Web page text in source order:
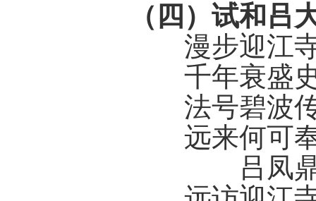
（四） 试和吕
漫步迎江
千年衰盛
法号碧波
远来何可
吕凤